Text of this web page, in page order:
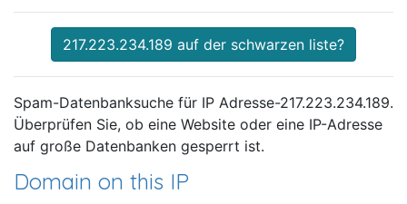
217.223.234.189 auf der schwarzen liste?
Spam-Datenbanksuche für IP Adresse-217.223.234.189.
Überprüfen Sie, ob eine Website oder eine IP-Adresse
auf große Datenbanken gesperrt ist.
Domain on this IP